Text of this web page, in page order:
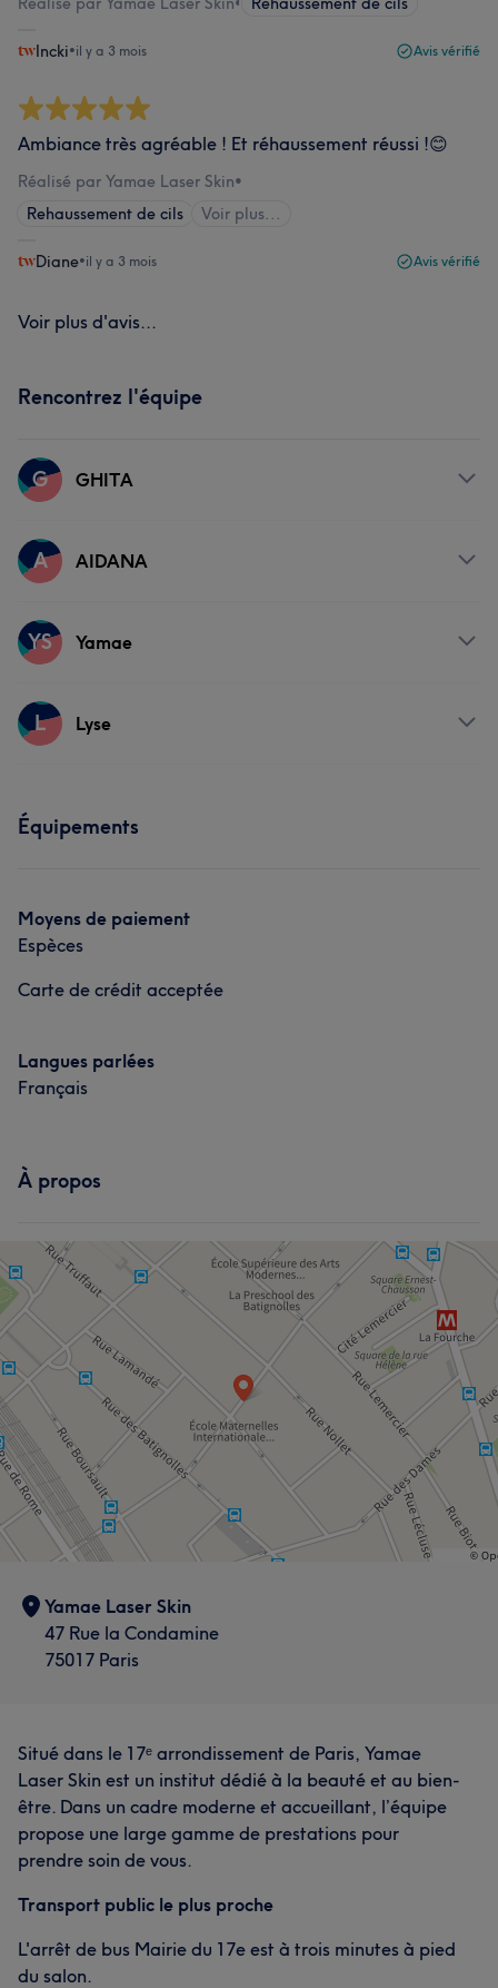
Incki•il y a 3 mois Avis vérifié
Ambiance très agréable ! Et réhaussement réussi !😊
Réalisé par Yamae Laser Skin•
Rehaussement de cils
Voir plus...
Diane•il y a 3 mois Avis vérifié
Voir plus d'avis...
Rencontrez l'équipe
G GHITA
Prestations
A AIDANA
Prestations
YS Yamae
Prestations
L Lyse
Équipements
Moyens de paiement
Espèces
Carte de crédit acceptée
Langues parlées
Français
À propos
Yamae Laser Skin
47 Rue la Condamine
75017 Paris
Situé dans le 17ᵉ arrondissement de Paris, Yamae
Laser Skin est un institut dédié à la beauté et au bien-
être. Dans un cadre moderne et accueillant, l’équipe
propose une large gamme de prestations pour
prendre soin de vous.
Transport public le plus proche
L'arrêt de bus Mairie du 17e est à trois minutes à pied
du salon.